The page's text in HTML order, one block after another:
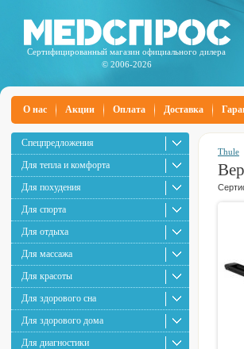
Сертифицированный магазин официального дилера
© 2006-2026
О нас Акции Оплата Доставка
Спецпредложения
Для тепла и комфорта
Для похудения
Для спорта
Для отдыха
Для массажа
Для красоты
Для здорового сна
Для здорового дома
Для диагностики
Thule